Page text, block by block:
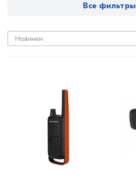
Все фильтры
Новинки